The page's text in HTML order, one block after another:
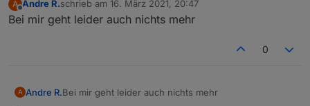
A
Offline
Andre R.schrieb am 16. März 2021, 20:47
zuletzt editiert von
Bei mir geht leider auch nichts mehr
0
A Andre R.Bei mir geht leider auch nichts mehr